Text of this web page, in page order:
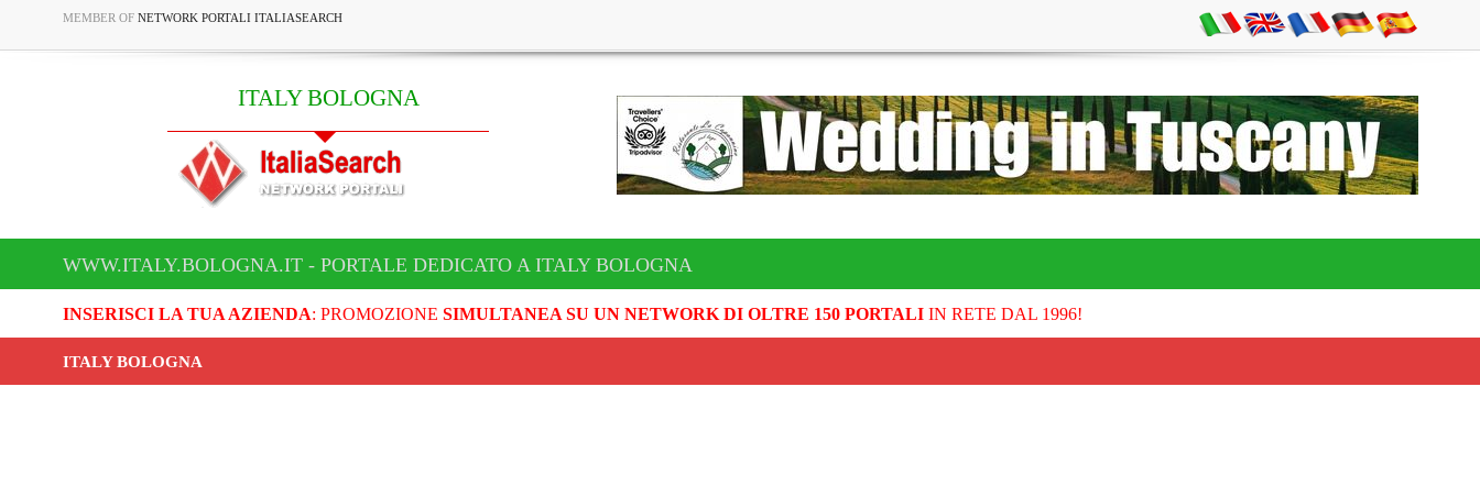
MEMBER OF NETWORK PORTALI ITALIASEARCH
ITALY BOLOGNA
WWW.ITALY.BOLOGNA.IT - PORTALE DEDICATO A ITALY BOLOGNA
INSERISCI LA TUA AZIENDA: PROMOZIONE SIMULTANEA SU UN NETWORK DI OLTRE 150 PORTALIIN RETE DAL 1996!
ITALY BOLOGNA